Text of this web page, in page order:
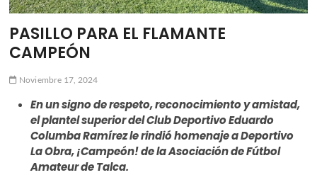
PASILLO PARA EL FLAMANTE
CAMPEÓN
Noviembre 17, 2024
En un signo de respeto, reconocimiento y amistad,
el plantel superior del Club Deportivo Eduardo
Columba Ramírez le rindió homenaje a Deportivo
La Obra, ¡Campeón! de la Asociación de Fútbol
Amateur de Talca.